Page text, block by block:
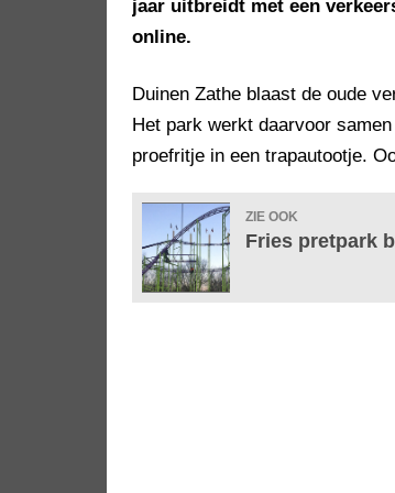
jaar uitbreidt met een
online.
Duinen Zathe blaast de oude
Het park werkt daarvoor
proefritje in een trapautootje.
ZIE OOK
Fries pretpark